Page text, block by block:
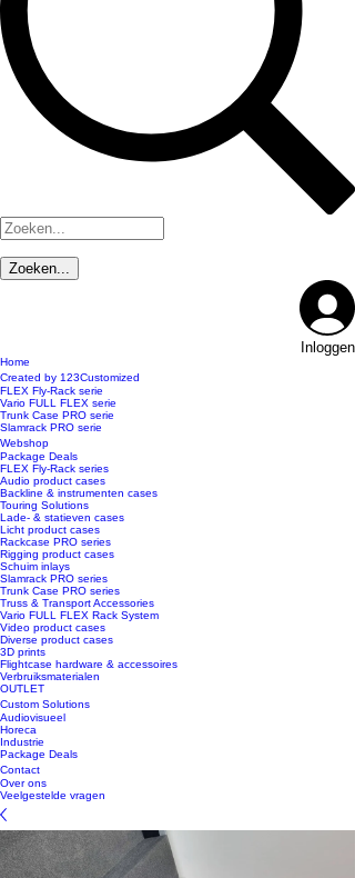
Inloggen
Home
Created by 123Customized
FLEX Fly-Rack serie
Vario FULL FLEX serie
Trunk Case PRO serie
Slamrack PRO serie
Webshop
Package Deals
FLEX Fly-Rack series
Audio product cases
Backline & instrumenten cases
Touring Solutions
Lade- & statieven cases
Licht product cases
Rackcase PRO series
Rigging product cases
Schuim inlays
Slamrack PRO series
Trunk Case PRO series
Truss & Transport Accessories
Vario FULL FLEX Rack System
Video product cases
Diverse product cases
3D prints
Flightcase hardware & accessoires
Verbruiksmaterialen
OUTLET
Custom Solutions
Audiovisueel
Horeca
Industrie
Package Deals
Contact
Over ons
Veelgestelde vragen